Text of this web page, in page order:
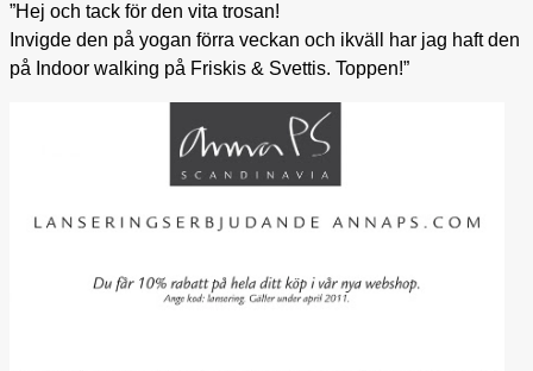
”Hej och tack för den vita trosan!
Invigde den på yogan förra veckan och ikväll har jag haft den
på Indoor walking på Friskis & Svettis. Toppen!”